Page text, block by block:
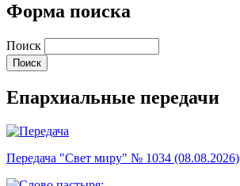
Форма поиска
Поиск
Епархиальные передачи
Передача "Свет миру" № 1034 (08.08.2026)